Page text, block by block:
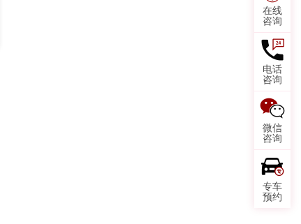
在线
咨询
电话
咨询
微信
咨询
专车
预约